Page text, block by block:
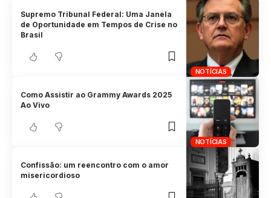
NOTÍCIAS
Supremo Tribunal Federal: Uma Janela
de Oportunidade em Tempos de Crise no
Brasil
NOTÍCIAS
Como Assistir ao Grammy Awards 2025
Ao Vivo
Confissão: um reencontro com o amor
misericordioso